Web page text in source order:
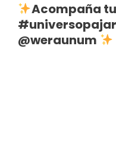
Acompaña
@weraunum